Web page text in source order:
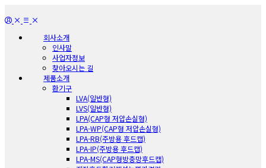
회사소개
인사말
사업자정보
찾아오시는 길
제품소개
환기구
LVA(일반형)
LVS(일반형)
LPA(CAP형 저압손실형)
LPA-WP(CAP형 저압손실형)
LPA-RB(주방용 후드캡)
LPA-IP(주방용 후드캡)
LPA-MS(CAP형방충망후드캡)